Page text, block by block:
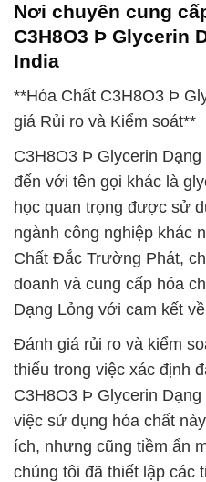
Nơi chuyên cung
C3H8O3 Þ Glycerin
India
**Hóa Chất C3H8O3 Þ
giá Rủi ro và Kiểm soát**
C3H8O3 Þ Glycerin
đến với tên gọi khác là
học quan trọng được sử
ngành công nghiệp khác
Chất Đắc Trường Phát,
doanh và cung cấp hóa
Dạng Lỏng với cam kết
Đánh giá rủi ro và kiểm
thiếu trong việc xác định
C3H8O3 Þ Glycerin
việc sử dụng hóa chất
ích, nhưng cũng tiềm ẩn
chúng tôi đã thiết lập các